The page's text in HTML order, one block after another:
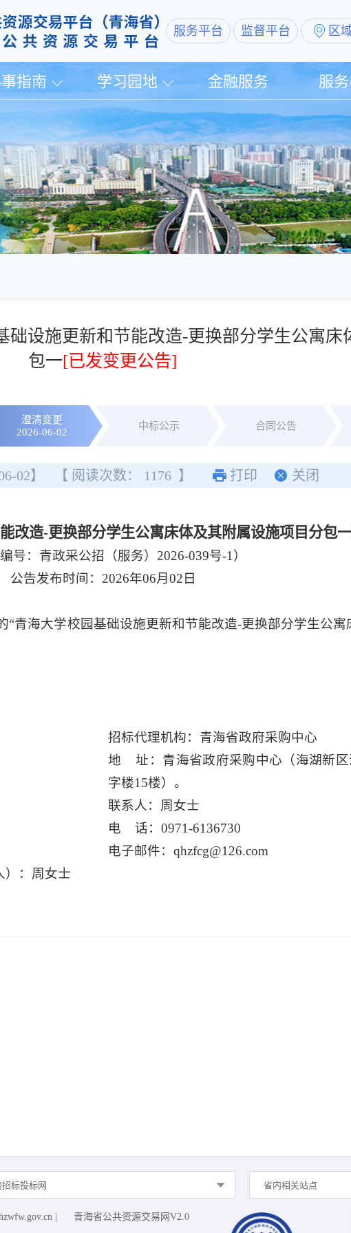
服务平台 监督平台 区
指南 学习园地 金融服务 服
础设施更新和节能改造-更换部分学生公寓床
包一[已发变更公告]
澄清变更
2026-06-02
中标公示 合同公告
02】 【 阅读次数： 1176 】 打印 关闭
改造-更换部分学生公寓床体及其附属设施项目分包
编号：青政采公招（服务）2026-039号-1）
公告发布时间：2026年06月02日
“青海大学校园基础设施更新和节能改造-更换部分学生公
招标代理机构：青海省政府采购中心
地 址：青海省政府采购中心（海湖新区
字楼15楼）。
联系人：周女士
电 话：0971-6136730
电子邮件：qhzfcg@126.com
）：周女士
招标投标网 省内相关站点
青海省公共资源交易网V2.0